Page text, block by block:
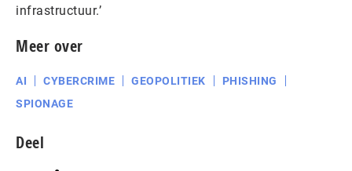
infrastructuur.’
Meer over
AI CYBERCRIME GEOPOLITIEK
PHISHING
SPIONAGE
Deel